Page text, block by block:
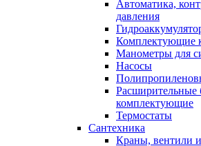
Автоматика,
давления
Комплектующие
Манометры для
Насосы
Расширительные
комплектующие
Термостаты
Сантехника
Краны, вентили